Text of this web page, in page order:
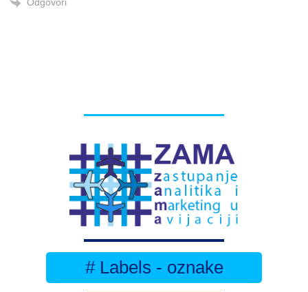
Odgovori
# Labels - oznake